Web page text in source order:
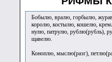
Бобылю, вралю, горбылю,
королю, костылю, кошелю,
нулю, патрулю, рублю(рубль),
щавелю.
Коноплю, мыслю(разг),